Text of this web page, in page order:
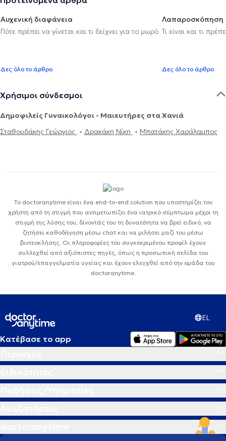
Αυχενική διαφάνεια
Πότε πρέπει να γίνεται και τι δείχνει για το μωρό
Δες όλο το άρθρο
Λαπαροσκόπηση
Τι είναι και τι
Δες όλο το άρθρο
Χρήσιμοι σύνδεσμοι
Δημοφιλείς Γυναικολόγοι - Μαιευτήρες στα Χανιά
Σταθουδάκης Γεώργιος
Δρακάκη Νίκη Μπατάκης Χαράλαμπος
Το doctoranytime είναι ένα end-to-end solution που υποστηρίζει τον
χρήστη από τη στιγμή που αντιμετωπίζει ένα ιατρικό σύμπτωμα μέχρι τη
στιγμή της λύσης του, δίνοντάς του τη δυνατότητα να βρεί ειδικό, να
ζητήσει καθοδήγηση μέσω chat και να μιλήσει μαζί του μέσω
βιντεοκλήσης. Οι πληροφορίες του συγκεκριμένου προφίλ έχουν
συλλεχθεί από αξιόπιστες πηγές, όπως η προσωπική σελίδα του
γιατρού/επαγγελματία υγείας και έχουν ελεγχθεί από την ομάδα του
doctoranytime.
EL
Κατέβασε το app